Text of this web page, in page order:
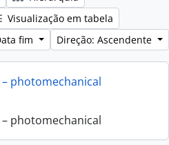
Visualização em tabela
fim
Direção: Ascendente
photomechanical
photomechanical